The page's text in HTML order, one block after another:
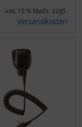
inkl. 19 % MwSt. zzgl.
Versandkosten